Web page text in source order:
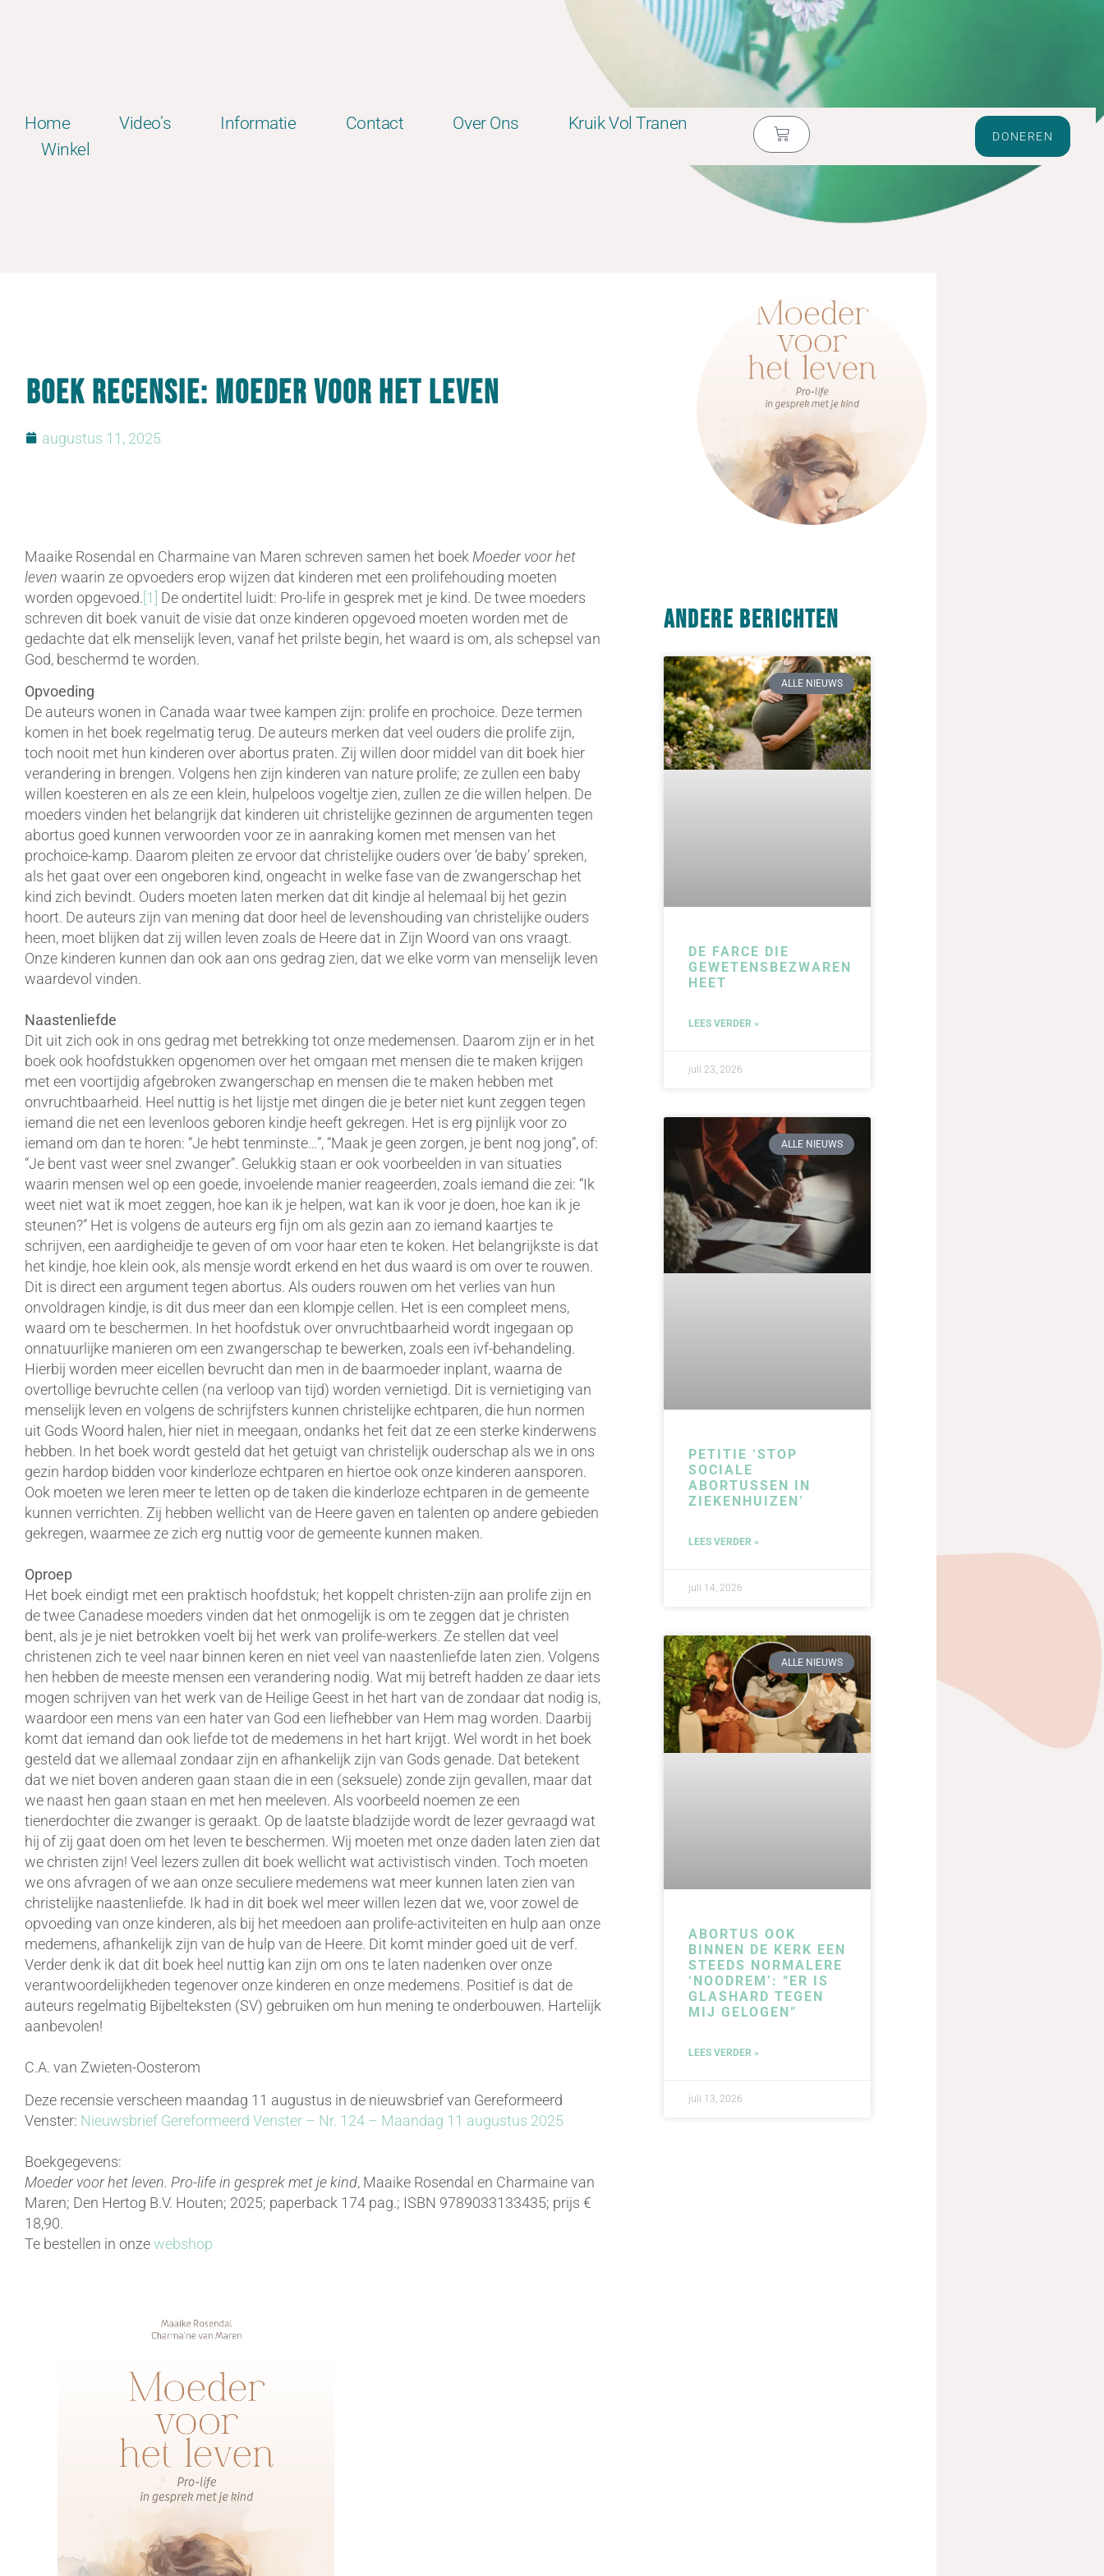
Home Video’s Informatie Contact Over Ons
Kruik Vol Tranen
Winkel
DONEREN
Boek recensie: Moeder voor het leven
augustus 11, 2025
Maaike Rosendal en Charmaine van Maren schreven samen het boek Moeder voor het
leven waarin ze opvoeders erop wijzen dat kinderen met een prolifehouding moeten
worden opgevoed. [1]
De ondertitel luidt: Pro-life in gesprek met je kind. De twee moeders
schreven dit boek vanuit de visie dat onze kinderen opgevoed moeten worden met de
gedachte dat elk menselijk leven, vanaf het prilste begin, het waard is om, als schepsel van
God, beschermd te worden.
Opvoeding
De auteurs wonen in Canada waar twee kampen zijn: prolife en prochoice. Deze termen
komen in het boek regelmatig terug. De auteurs merken dat veel ouders die prolife zijn,
toch nooit met hun kinderen over abortus praten. Zij willen door middel van dit boek hier
verandering in brengen. Volgens hen zijn kinderen van nature prolife; ze zullen een baby
willen koesteren en als ze een klein, hulpeloos vogeltje zien, zullen ze die willen helpen. De
moeders vinden het belangrijk dat kinderen uit christelijke gezinnen de argumenten tegen
abortus goed kunnen verwoorden voor ze in aanraking komen met mensen van het
prochoice-kamp. Daarom pleiten ze ervoor dat christelijke ouders over ‘de baby’ spreken,
als het gaat over een ongeboren kind, ongeacht in welke fase van de zwangerschap het
kind zich bevindt. Ouders moeten laten merken dat dit kindje al helemaal bij het gezin
hoort. De auteurs zijn van mening dat door heel de levenshouding van christelijke ouders
heen, moet blijken dat zij willen leven zoals de Heere dat in Zijn Woord van ons vraagt.
Onze kinderen kunnen dan ook aan ons gedrag zien, dat we elke vorm van menselijk leven
waardevol vinden.
Naastenliefde
Dit uit zich ook in ons gedrag met betrekking tot onze medemensen. Daarom zijn er in het
boek ook hoofdstukken opgenomen over het omgaan met mensen die te maken krijgen
met een voortijdig afgebroken zwangerschap en mensen die te maken hebben met
onvruchtbaarheid. Heel nuttig is het lijstje met dingen die je beter niet kunt zeggen tegen
iemand die net een levenloos geboren kindje heeft gekregen. Het is erg pijnlijk voor zo
iemand om dan te horen: “Je hebt tenminste…”, “Maak je geen zorgen, je bent nog jong”, of:
“Je bent vast weer snel zwanger”. Gelukkig staan er ook voorbeelden in van situaties
waarin mensen wel op een goede, invoelende manier reageerden, zoals iemand die zei: “Ik
weet niet wat ik moet zeggen, hoe kan ik je helpen, wat kan ik voor je doen, hoe kan ik je
steunen?” Het is volgens de auteurs erg fijn om als gezin aan zo iemand kaartjes te
schrijven, een aardigheidje te geven of om voor haar eten te koken. Het belangrijkste is dat
het kindje, hoe klein ook, als mensje wordt erkend en het dus waard is om over te rouwen.
Dit is direct een argument tegen abortus. Als ouders rouwen om het verlies van hun
onvoldragen kindje, is dit dus meer dan een klompje cellen. Het is een compleet mens,
waard om te beschermen. In het hoofdstuk over onvruchtbaarheid wordt ingegaan op
onnatuurlijke manieren om een zwangerschap te bewerken, zoals een ivf-behandeling.
Hierbij worden meer eicellen bevrucht dan men in de baarmoeder inplant, waarna de
overtollige bevruchte cellen (na verloop van tijd) worden vernietigd. Dit is vernietiging van
menselijk leven en volgens de schrijfsters kunnen christelijke echtparen, die hun normen
uit Gods Woord halen, hier niet in meegaan, ondanks het feit dat ze een sterke kinderwens
hebben. In het boek wordt gesteld dat het getuigt van christelijk ouderschap als we in ons
gezin hardop bidden voor kinderloze echtparen en hiertoe ook onze kinderen aansporen.
Ook moeten we leren meer te letten op de taken die kinderloze echtparen in de gemeente
kunnen verrichten. Zij hebben wellicht van de Heere gaven en talenten op andere gebieden
gekregen, waarmee ze zich erg nuttig voor de gemeente kunnen maken.
Oproep
Het boek eindigt met een praktisch hoofdstuk; het koppelt christen-zijn aan prolife zijn en
de twee Canadese moeders vinden dat het onmogelijk is om te zeggen dat je christen
bent, als je je niet betrokken voelt bij het werk van prolife-werkers. Ze stellen dat veel
christenen zich te veel naar binnen keren en niet veel van naastenliefde laten zien. Volgens
hen hebben de meeste mensen een verandering nodig. Wat mij betreft hadden ze daar iets
mogen schrijven van het werk van de Heilige Geest in het hart van de zondaar dat nodig is,
waardoor een mens van een hater van God een liefhebber van Hem mag worden. Daarbij
komt dat iemand dan ook liefde tot de medemens in het hart krijgt. Wel wordt in het boek
gesteld dat we allemaal zondaar zijn en afhankelijk zijn van Gods genade. Dat betekent
dat we niet boven anderen gaan staan die in een (seksuele) zonde zijn gevallen, maar dat
we naast hen gaan staan en met hen meeleven. Als voorbeeld noemen ze een
tienerdochter die zwanger is geraakt. Op de laatste bladzijde wordt de lezer gevraagd wat
hij of zij gaat doen om het leven te beschermen. Wij moeten met onze daden laten zien dat
we christen zijn! Veel lezers zullen dit boek wellicht wat activistisch vinden. Toch moeten
we ons afvragen of we aan onze seculiere medemens wat meer kunnen laten zien van
christelijke naastenliefde. Ik had in dit boek wel meer willen lezen dat we, voor zowel de
opvoeding van onze kinderen, als bij het meedoen aan prolife-activiteiten en hulp aan onze
medemens, afhankelijk zijn van de hulp van de Heere. Dit komt minder goed uit de verf.
Verder denk ik dat dit boek heel nuttig kan zijn om ons te laten nadenken over onze
verantwoordelijkheden tegenover onze kinderen en onze medemens. Positief is dat de
auteurs regelmatig Bijbelteksten (SV) gebruiken om hun mening te onderbouwen. Hartelijk
aanbevolen!
C.A. van Zwieten-Oosterom
Deze recensie verscheen maandag 11 augustus in de nieuwsbrief van Gereformeerd
Venster: Nieuwsbrief Gereformeerd Venster – Nr. 124 – Maandag 11 augustus 2025
Boekgegevens:
Moeder voor het leven. Pro-life in gesprek met je kind, Maaike Rosendal en Charmaine van
Maren; Den Hertog B.V. Houten; 2025; paperback 174 pag.; ISBN 9789033133435; prijs €
18,90.
Te bestellen in onzewebshop
Andere berichten
ALLE NIEUWS
DE FARCE DIE
GEWETENSBEZWAREN
HEET
LEES VERDER »
juli 23, 2026
ALLE NIEUWS
PETITIE ‘STOP
SOCIALE
ABORTUSSEN IN
ZIEKENHUIZEN’
LEES VERDER »
juli 14, 2026
ALLE NIEUWS
ABORTUS OOK
BINNEN DE KERK EEN
STEEDS NORMALERE
‘NOODREM’: “ER IS
GLASHARD TEGEN
MIJ GELOGEN”
LEES VERDER »
juli 13, 2026